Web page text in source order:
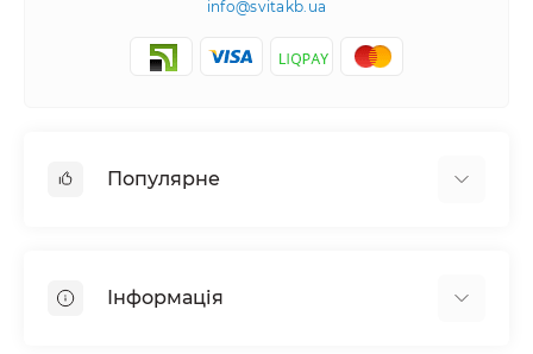
info@svitakb.ua
Популярне
Системи зберігання енергії
Інформація